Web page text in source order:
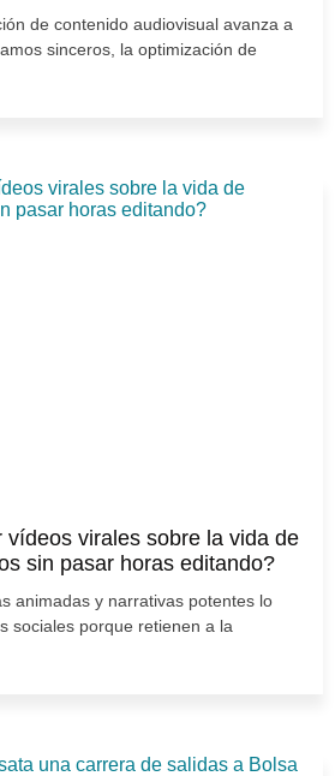
de contenido audiovisual avanza a
sinceros, la optimización de
vídeos virales sobre la vida de
sin pasar horas editando?
animadas y narrativas potentes lo
sociales porque retienen a la